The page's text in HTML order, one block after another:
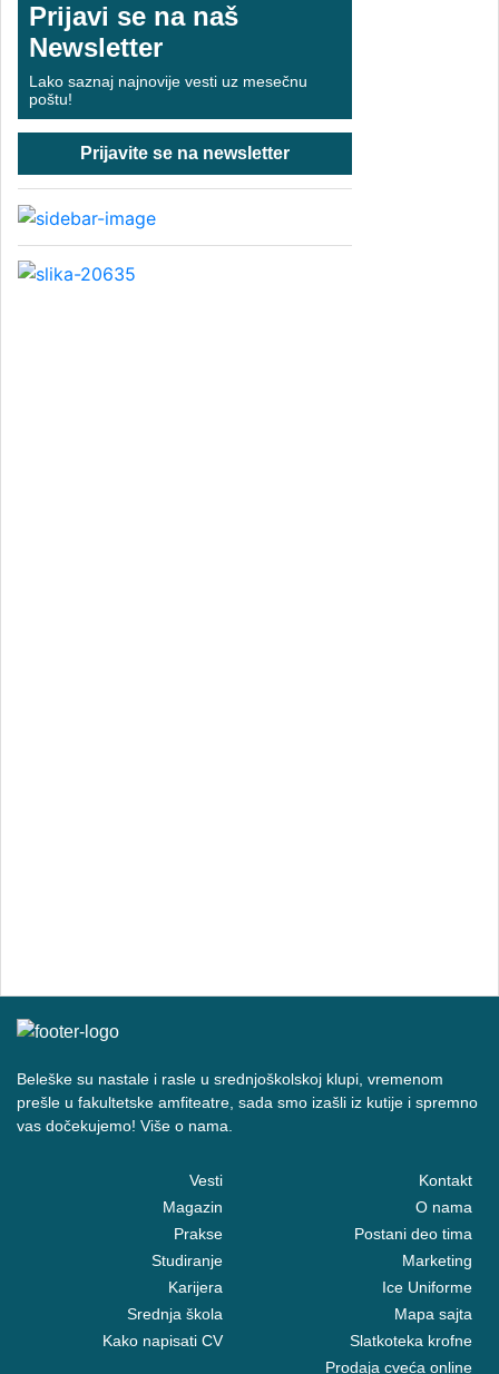
Prijavi se na naš
Newsletter
Lako saznaj najnovije vesti uz mesečnu
poštu!
Prijavite se na newsletter
Beleške su nastale i rasle u srednjoškolskoj klupi, vremenom
prešle u fakultetske amfiteatre, sada smo izašli iz kutije i spremno
vas dočekujemo! Više o nama.
Vesti
Magazin
Prakse
Studiranje
Karijera
Srednja škola
Kako napisati CV
Kontakt
O nama
Postani deo tima
Marketing
Ice Uniforme
Mapa sajta
Slatkoteka krofne
Prodaja cveća online